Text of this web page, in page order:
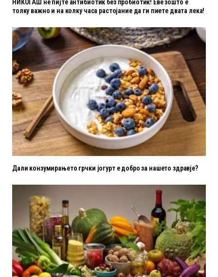
НИКОГАШ не пијте антибиотик без пробиотик! Еве зошто е
толку важно и на колку часа растојание да ги пиете двата лека!
Дали конзумирањето грчки јогурт е добро за нашето здравје?